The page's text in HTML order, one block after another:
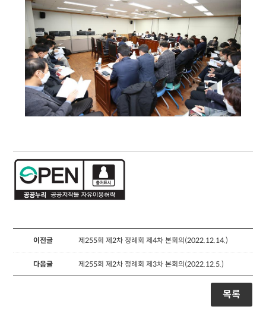
이전글 제255회 제2차 정례회 제4차 본회의(2022.12.14.)
다음글 제255회 제2차 정례회 제3차 본회의(2022.12.5.)
목록